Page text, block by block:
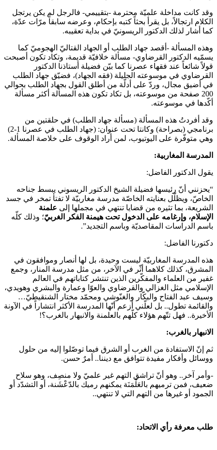
وقد كانت مداخلة علميّة محترمة -بتقييمي- فالرجل لم يكن يرتجل
الكلام ارتجالاً، بل يقرأ بحثاً كتبه بإحكام، وعرضه سابقاً مرّات عدّة،
كما أشار لذلك الدكتور الريسونيّ في بداية تعقيبه.
وهذه المسألة -أقصد جهاد الطلب أو الجهاد القتاليّ الهجوميّ كما
يسمّيه الدكتور القرضاوي- مسألة خلافيّة قديمة، وتكاد تكون أصبحت
قولاً شائعاً عند فقهاء عصرنا كما بيّن فضيلة أستاذنا الدكتور
القرضاوي في موسوعته الجليلة (فقه الجهاد)، فضيّق جهاد الطلب
في أضيق مجال، وردّ على أدلّة من أطلق القول بجهاد الطلب بحوالي
200 صفحة من موسوعته، بل تكاد تكون هذه المسألة أكثر مسألة
أكّدها في موسوعته.
وقد أفردتُ هذه المسألة (مسألة جهاد الطلب) في حلقتين من
برنامجي (بصراحة) وكانتا تحت عنوان: (جهاد الطلب في عصرنا 1-2)
وهي متوفّرة على اليوتيوب، لمن أراد الوقوف على خلاصة المسألة.
المدرسة المغاربية:
يقول الدكتور الفاضل:
“يحزنني أنّ رئيسها فضيلة الشيخ الدكتور الريسوني يبسط جناحه
الخاصّ، ويظلّل بعنايته الخاصّة مدرسة مغاربيّة لا تفتأ تمخر في جسد
الشريعة، بما تثيره من قضايا تنتهي في مجملها إلى علمنة
الإسلام، وإرغامه على الدخول تحت هيمنة الفكر الغربيّ؛ وذلك كلّه
باسم الدراسات المقاصديّة وباسم التجديد”.
دكتورنا الفاضل:
هذه المدرسة المغاربيّة ليست وحيدة، بل لها أنصار وموافقون في
المشرق، كذلك كلاهما أثّر في الآخر، من مثل مدرسة المنار، وجمع
غفير من العلماء والمفكّرين الذين تنتشر كتاباتهم في العالم
الإسلامي مثل الغزالي والقرضاوي والعوّا وعمارة والبشري وهويدي،
وسيف عبد الفتاح والبكّار والغنّوشي ومحمّد مختار الشنقيطيّ…
والقائمة تطول.. بل لعلّني أزعم أنّها المدرسة الأكثر انتشاراً في الآونة
الأخيرة.. فهل تتّهم هؤلاء كلّهم بالعلمنة والانبهار بالغرب؟!
الانبهار بالغرب:
ثم إنّ الاستفادة من الغرب أو الشرق فيما توصّلوا إليه من حلول
ووسائل وأفكار مفيدة تتوافق مع ديننا.. أمرٌ حسن.
-وأمر آخر.. وهو أنّ تراشق التهم غير علميّ ولا منصِف، وهو سلاح
ضعيف، فمن ترميهم بالعَلْمَنَة يمكنهم رميك بالدّعْشَنة، أو التشدّد أو
الجمود أو غيرها من التهم التي لا تنتهي..
طلب معرفة رأي الاتحاد: